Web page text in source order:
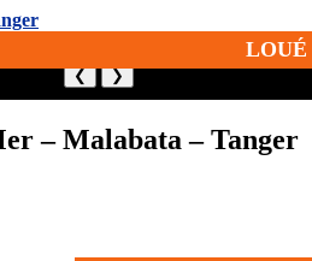
LOUÉ
❮ ❯
– Malabata – Tanger